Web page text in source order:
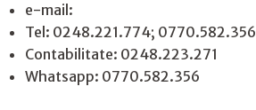
e-mail:
Tel: 0248.221.774; 0770.582.356
Contabilitate: 0248.223.271
Whatsapp: 0770.582.356